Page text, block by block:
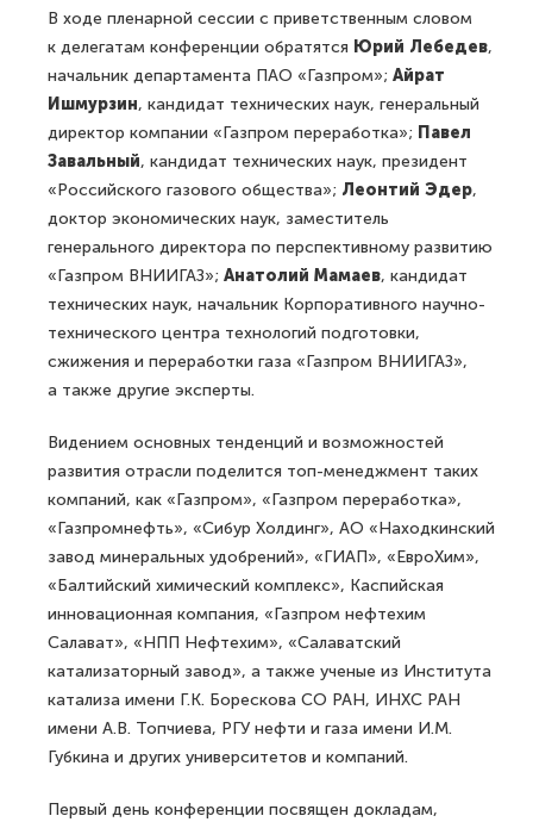
В ходе пленарной сессии с приветственным словом
к делегатам конференции обратятся Юрий Лебедев,
начальник департамента ПАО «Газпром»; Айрат
Ишмурзин, кандидат технических наук, генеральный
директор компании «Газпром переработка»; Павел
Завальный, кандидат технических наук, президент
«Российского газового общества»; Леонтий Эдер,
доктор экономических наук, заместитель
генерального директора по перспективному развитию
«Газпром ВНИИГАЗ»; Анатолий Мамаев, кандидат
технических наук, начальник Корпоративного научно-
технического центра технологий подготовки,
сжижения и переработки газа «Газпром ВНИИГАЗ»,
а также другие эксперты.
Видением основных тенденций и возможностей
развития отрасли поделится топ-менеджмент таких
компаний, как «Газпром», «Газпром переработка»,
«Газпромнефть», «Сибур Холдинг», АО «Находкинский
завод минеральных удобрений», «ГИАП», «ЕвроХим»,
«Балтийский химический комплекс», Каспийская
инновационная компания, «Газпром нефтехим
Салават», «НПП Нефтехим», «Салаватский
катализаторный завод», а также ученые из Института
катализа имени Г.К. Борескова СО РАН, ИНХС РАН
имени А.В. Топчиева, РГУ нефти и газа имени И.М.
Губкина и других университетов и компаний.
Первый день конференции посвящен докладам,